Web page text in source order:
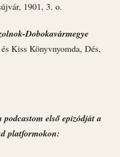
1901, 3. o.
Dobokavármegye
Kiss Könyvnyomda, Dés,
első epizódját a
platformokon: